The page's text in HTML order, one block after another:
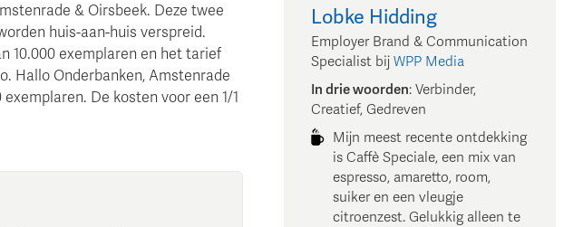
& Oirsbeek. Deze twee
huis-aan-huis verspreid.
10.000 exemplaren en het tarief
Hallo Onderbanken, Amstenrade
De kosten voor een 1/1
Lobke Hidding
Employer Brand & Communication
Specialist bij WPP Media
In drie woorden: Verbinder,
Creatief, Gedreven
Mijn meest recente ontdekking
is Caffè Speciale, een mix van
espresso, amaretto, room,
suiker en een vleugje
citroenzest. Gelukkig alleen te